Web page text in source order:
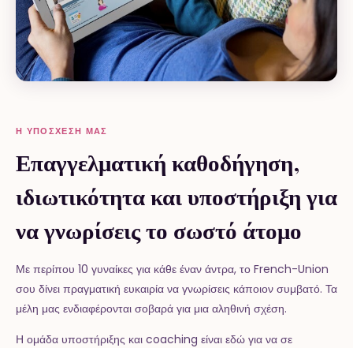
Η ΥΠΌΣΧΕΣΉ ΜΑΣ
Επαγγελματική καθοδήγηση,
ιδιωτικότητα και υποστήριξη για
να γνωρίσεις το σωστό άτομο
Με περίπου 10 γυναίκες για κάθε έναν άντρα, το French-Union
σου δίνει πραγματική ευκαιρία να γνωρίσεις κάποιον συμβατό. Τα
μέλη μας ενδιαφέρονται σοβαρά για μια αληθινή σχέση.
Η ομάδα υποστήριξης και coaching είναι εδώ για να σε